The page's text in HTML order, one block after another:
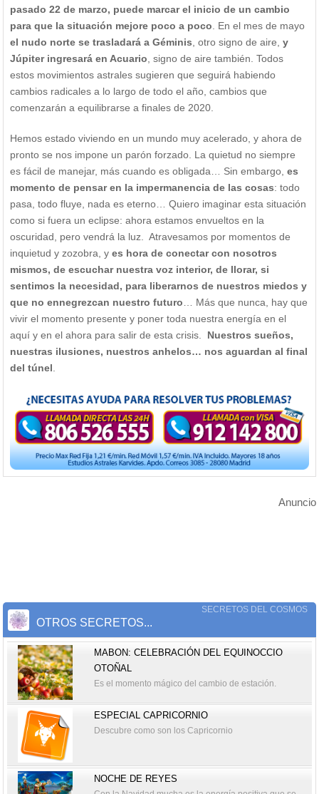
pasado 22 de marzo, puede marcar el inicio de un cambio
para que la situación mejore poco a poco . En el mes de mayo
el nudo norte se trasladará a Géminis , otro signo de aire,y
Júpiter ingresará en Acuario , signo de aire también. Todos
estos movimientos astrales sugieren que seguirá habiendo
cambios radicales a lo largo de todo el año, cambios que
comenzarán a equilibrarse a finales de 2020.
Hemos estado viviendo en un mundo muy acelerado, y ahora de
pronto se nos impone un parón forzado. La quietud no siempre
es fácil de manejar, más cuando es obligada… Sin embargo,es
momento de pensar en la impermanencia de las cosas: todo
pasa, todo fluye, nada es eterno… Quiero imaginar esta situación
como si fuera un eclipse: ahora estamos envueltos en la
oscuridad, pero vendrá la luz. Atravesamos por momentos de
inquietud y zozobra, yes hora de conectar con nosotros
mismos, de escuchar nuestra voz interior, de llorar, si
sentimos la necesidad, para liberarnos de nuestros miedos y
que no ennegrezcan nuestro futuro … Más que nunca, hay que
vivir el momento presente y poner toda nuestra energía en el
aquí y en el ahora para salir de esta crisis. Nuestros sueños,
nuestras ilusiones, nuestros anhelos… nos aguardan al final
del túnel
Anuncio
SECRETOS DEL COSMOS
OTROS SECRETOS...
MABON: CELEBRACIÓN DEL EQUINOCCIO
OTOÑAL
Es el momento mágico del cambio de estación.
ESPECIAL CAPRICORNIO
Descubre como son los Capricornio
NOCHE DE REYES